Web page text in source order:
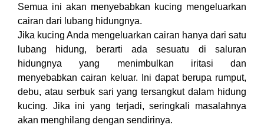
Semua ini akan menyebabkan kucing mengeluarkan
cairan dari lubang hidungnya.
Jika kucing Anda mengeluarkan cairan hanya dari satu
lubang hidung, berarti ada sesuatu di saluran
hidungnya yang menimbulkan iritasi dan
menyebabkan cairan keluar. Ini dapat berupa rumput,
debu, atau serbuk sari yang tersangkut dalam hidung
kucing. Jika ini yang terjadi, seringkali masalahnya
akan menghilang dengan sendirinya.